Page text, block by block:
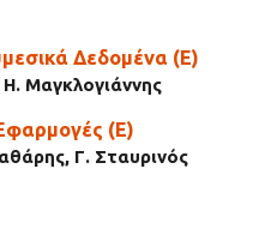
Δεδομένα (E)
Μαγκλογιάννης
(E)
Γ. Σταυρινός